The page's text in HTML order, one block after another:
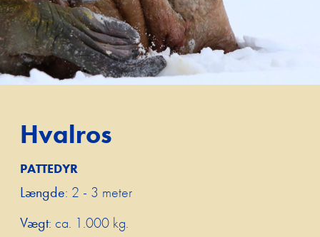
Hvalros
PATTEDYR
Længde: 2 - 3 meter
Vægt: ca. 1.000 kg.